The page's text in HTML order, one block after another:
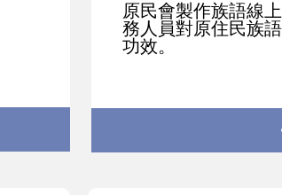
原民會製作族語線
務人員對原住民族
功效。